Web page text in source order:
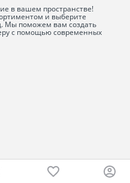
в вашем пространстве!
и выберите
Мы поможем вам создать
с помощью современных